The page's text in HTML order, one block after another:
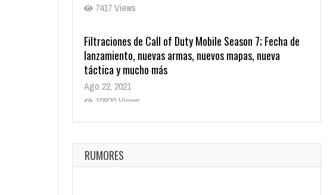
7417 Views
Filtraciones de Call of Duty Mobile Season 7; Fecha de
lanzamiento, nuevas armas, nuevos mapas, nueva
táctica y mucho más
Ago 22, 2021
10820 Views
La configuración de Call of Duty 2021 aparentemente
Ago 8, 2021
10005 Views
RUMORES